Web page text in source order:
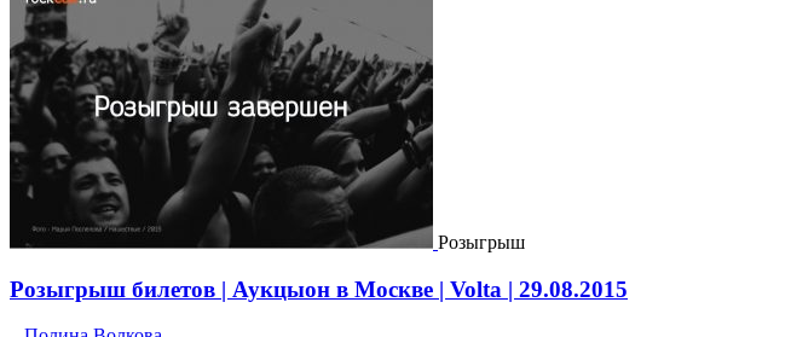
Розыгрыш
Розыгрыш билетов | Аукцыон в Москве | Volta | 29.08.2015